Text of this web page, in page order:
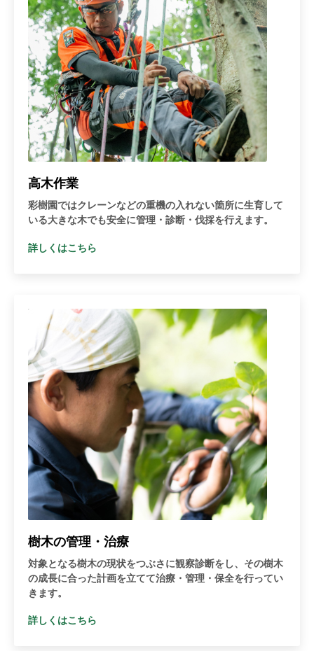
高木作業
彩樹園ではクレーンなどの重機の入れない箇所に生育して
いる大きな木でも安全に管理・診断・伐採を行えます。
詳しくはこちら
樹木の管理・治療
対象となる樹木の現状をつぶさに観察診断をし、その樹木
の成長に合った計画を立てて治療・管理・保全を行ってい
きます。
詳しくはこちら